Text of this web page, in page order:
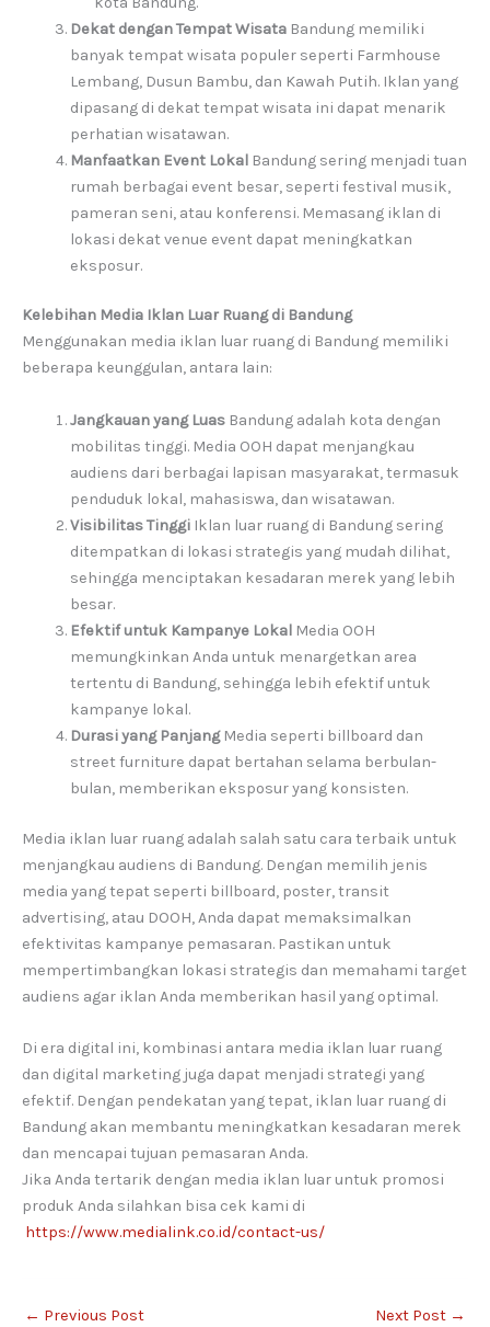
Dekat dengan Tempat WisataBandung memiliki
banyak tempat wisata populer seperti Farmhouse
Lembang, Dusun Bambu, dan Kawah Putih. Iklan yang
dipasang di dekat tempat wisata ini dapat menarik
perhatian wisatawan.
Manfaatkan Event LokalBandung sering menjadi tuan
rumah berbagai event besar, seperti festival musik,
pameran seni, atau konferensi. Memasang iklan di
lokasi dekat venue event dapat meningkatkan
eksposur.
Kelebihan Media Iklan Luar Ruang di Bandung
Menggunakan media iklan luar ruang di Bandung memiliki
beberapa keunggulan, antara lain:
Jangkauan yang LuasBandung adalah kota dengan
mobilitas tinggi. Media OOH dapat menjangkau
audiens dari berbagai lapisan masyarakat, termasuk
penduduk lokal, mahasiswa, dan wisatawan.
Visibilitas TinggiIklan luar ruang di Bandung sering
ditempatkan di lokasi strategis yang mudah dilihat,
sehingga menciptakan kesadaran merek yang lebih
besar.
Efektif untuk Kampanye LokalMedia OOH
memungkinkan Anda untuk menargetkan area
tertentu di Bandung, sehingga lebih efektif untuk
kampanye lokal.
Durasi yang PanjangMedia seperti billboard dan
street furniture dapat bertahan selama berbulan-
bulan, memberikan eksposur yang konsisten.
Media iklan luar ruang adalah salah satu cara terbaik untuk
menjangkau audiens di Bandung. Dengan memilih jenis
media yang tepat seperti billboard, poster, transit
advertising, atau DOOH, Anda dapat memaksimalkan
efektivitas kampanye pemasaran. Pastikan untuk
mempertimbangkan lokasi strategis dan memahami target
audiens agar iklan Anda memberikan hasil yang optimal.
Di era digital ini, kombinasi antara media iklan luar ruang
dan digital marketing juga dapat menjadi strategi yang
efektif. Dengan pendekatan yang tepat, iklan luar ruang di
Bandung akan membantu meningkatkan kesadaran merek
dan mencapai tujuan pemasaran Anda.
Jika Anda tertarik dengan media iklan luar untuk promosi
produk Anda silahkan bisa cek kami di
https://www.medialink.co.id/contact-us/
← Previous Post Next Post →